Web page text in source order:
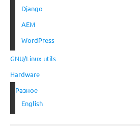
Django
AEM
WordPress
GNU/Linux utils
Hardware
Разное
English